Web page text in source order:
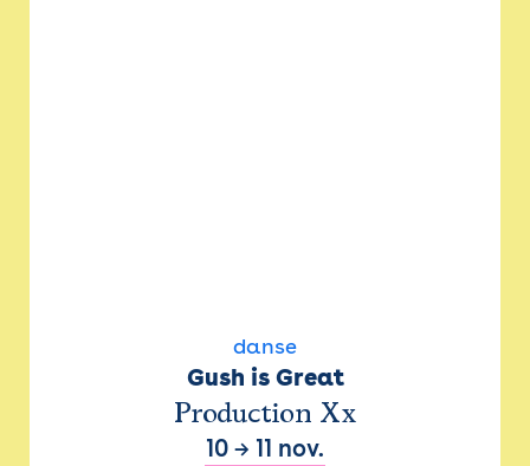
danse
Gush is Great
Production Xx
10 → 11 nov.